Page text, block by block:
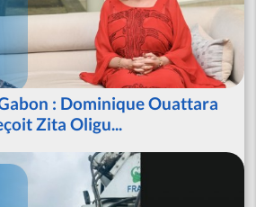
: Dominique Ouattara
Zita Oligu...